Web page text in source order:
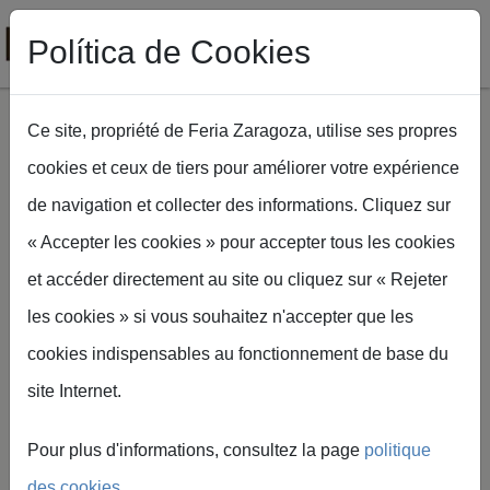
Aller au contenu principal
Fil d'Ariane
NEX TYRES
Política de Cookies
Ce site, propriété de Feria Zaragoza, utilise ses propres
cookies et ceux de tiers pour améliorer votre expérience
de navigation et collecter des informations. Cliquez sur
« Accepter les cookies » pour accepter tous les cookies
et accéder directement au site ou cliquez sur « Rejeter
les cookies » si vous souhaitez n'accepter que les
cookies indispensables au fonctionnement de base du
site Internet.
Pour plus d'informations, consultez la page politique